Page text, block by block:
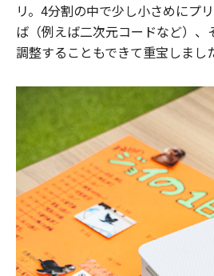
リ。4分割の中で少し小さめにプ
ば（例えば二次元コードなど）、
調整することもできて重宝しまし